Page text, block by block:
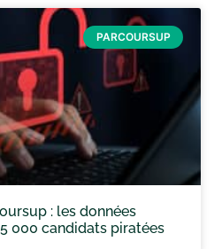
PARCOURSUP
: les données
000 candidats piratées